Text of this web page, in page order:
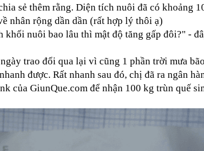
sẻ thêm rằng. Diện tích nuôi đã có khoảng
nhân rộng dần dần (rất hợp lý thôi ạ)
khối nuôi bao lâu thì mật độ tăng gấp đôi?" -
trao đổi qua lại vì cũng 1 phần trời mưa
được. Rất nhanh sau đó, chị đã ra ngân
của GiunQue.com để nhận 100 kg trùn quế